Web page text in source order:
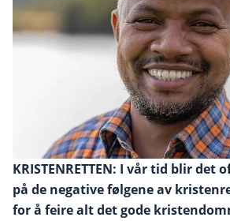
KRISTENRETTEN: I vår tid blir det
på de negative følgene av
for å feire alt det gode